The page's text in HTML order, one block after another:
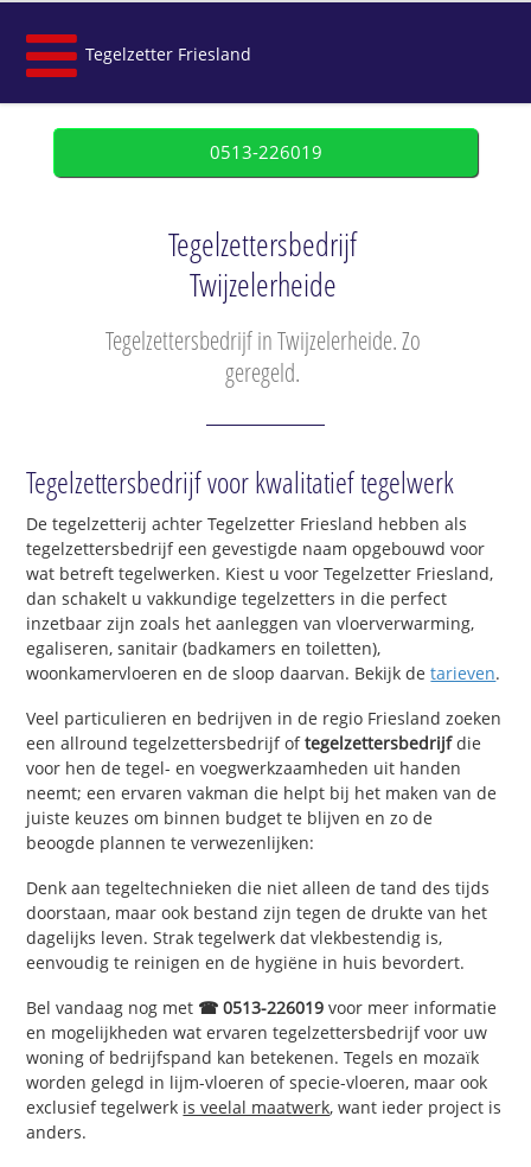
Tegelzetter Friesland
0513-226019
Tegelzettersbedrijf
Twijzelerheide
Tegelzettersbedrijf in Twijzelerheide. Zo
geregeld.
Tegelzettersbedrijf voor kwalitatief tegelwerk
De tegelzetterij achter Tegelzetter Friesland hebben als
tegelzettersbedrijf een gevestigde naam opgebouwd voor
wat betreft tegelwerken. Kiest u voor Tegelzetter Friesland,
dan schakelt u vakkundige tegelzetters in die perfect
inzetbaar zijn zoals het aanleggen van vloerverwarming,
egaliseren, sanitair (badkamers en toiletten),
woonkamervloeren en de sloop daarvan. Bekijk detarieven.
Veel particulieren en bedrijven in de regio Friesland zoeken
een allround tegelzettersbedrijf oftegelzettersbedrijfdie
voor hen de tegel- en voegwerkzaamheden uit handen
neemt; een ervaren vakman die helpt bij het maken van de
juiste keuzes om binnen budget te blijven en zo de
beoogde plannen te verwezenlijken:
Denk aan tegeltechnieken die niet alleen de tand des tijds
doorstaan, maar ook bestand zijn tegen de drukte van het
dagelijks leven. Strak tegelwerk dat vlekbestendig is,
eenvoudig te reinigen en de hygiëne in huis bevordert.
Bel vandaag nog met ☎ 0513-226019 voor meer informatie
en mogelijkheden wat ervaren tegelzettersbedrijf voor uw
woning of bedrijfspand kan betekenen. Tegels en mozaïk
worden gelegd in lijm-vloeren of specie-vloeren, maar ook
exclusief tegelwerk is veelal maatwerk, want ieder project is
anders.